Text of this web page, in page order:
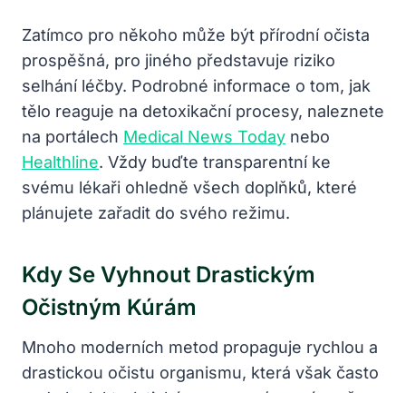
Zatímco pro někoho může být přírodní očista
prospěšná, pro jiného představuje riziko
selhání léčby. Podrobné informace o tom, jak
tělo reaguje na detoxikační procesy, naleznete
na portálech Medical News Today nebo
Healthline. Vždy buďte transparentní ke
svému lékaři ohledně všech doplňků, které
plánujete zařadit do svého režimu.
Kdy Se Vyhnout Drastickým
Očistným Kúrám
Mnoho moderních metod propaguje rychlou a
drastickou očistu organismu, která však často